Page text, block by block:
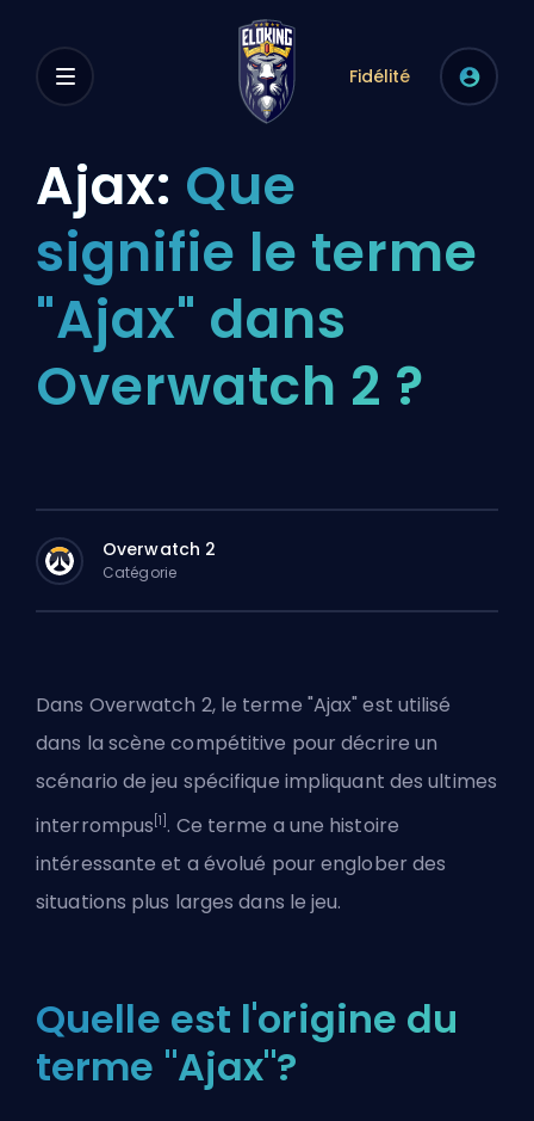
Fidélité
Ajax: Que
signifie le terme
"Ajax" dans
Overwatch 2 ?
Overwatch 2
Catégorie
Dans Overwatch 2, le terme "Ajax" est utilisé
dans la scène compétitive pour décrire un
scénario de jeu spécifique impliquant des ultimes
interrompus [1] . Ce terme a une histoire
intéressante et a évolué pour englober des
situations plus larges dans le jeu.
Quelle est l'origine du
terme "Ajax"?